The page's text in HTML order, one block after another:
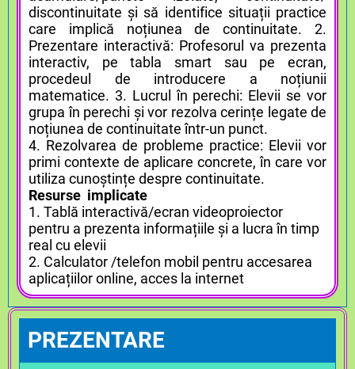
discontinuitate și să identifice situații practice
care implică noțiunea de continuitate. 2.
Prezentare interactivă: Profesorul va prezenta
interactiv, pe tabla smart sau pe ecran,
procedeul de introducere a noțiunii
matematice. 3. Lucrul în perechi: Elevii se vor
grupa în perechi și vor rezolva cerințe legate de
noțiunea de continuitate într-un punct.
4. Rezolvarea de probleme practice: Elevii vor
primi contexte de aplicare concrete, în care vor
utiliza cunoștințe despre continuitate.
Resurse implicate
1. Tablă interactivă/ecran videoproiector
pentru a prezenta informațiile și a lucra în timp
real cu elevii
2. Calculator /telefon mobil pentru accesarea
aplicațiilor online, acces la internet
PREZENTARE